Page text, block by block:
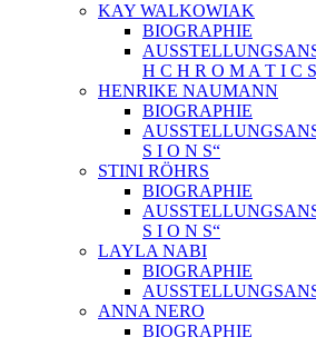
KAY WALKOWIAK
BIOGRAPHIE
H C H R O M A T I C
HENRIKE NAUMANN
BIOGRAPHIE
S I O N S“
STINI RÖHRS
BIOGRAPHIE
S I O N S“
LAYLA NABI
BIOGRAPHIE
ANNA NERO
BIOGRAPHIE